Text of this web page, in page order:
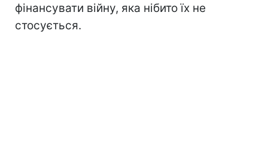
фінансувати війну, яка нібито їх не
стосується.